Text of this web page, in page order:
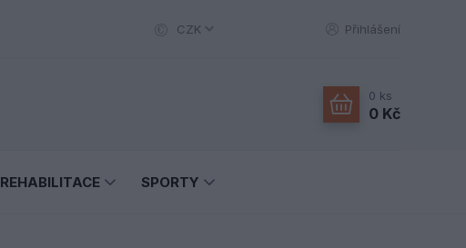
CZK Přihlášení
0 ks
0 Kč
REHABILITACE SPORTY